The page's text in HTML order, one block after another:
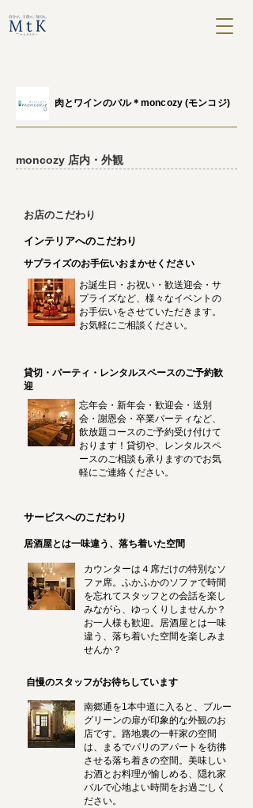
​肉とワインのバル＊moncozy (モンコジ)
moncozy 店内・外観
​お店のこだわり
インテリアへのこだわり
サプライズのお手伝いおまかせください
お誕生日・お祝い・歓送迎会・サ
プライズなど、様々なイベントの
お手伝いをさせていただきます。
お気軽にご相談ください。
貸切・パーティ・レンタルスペースのご予約歓
迎
忘年会・新年会・歓迎会・送別
会・謝恩会・卒業パーティなど、
飲放題コースのご予約受け付けて
おります！貸切や、レンタルスペ
ースのご相談も承りますのでお気
軽にご連絡ください。
サービスへのこだわり
居酒屋とは一味違う、落ち着いた空間
カウンターは４席だけの特別なソ
ファ席。ふかふかのソファで時間
を忘れてスタッフとの会話を楽し
みながら、ゆっくりしませんか？
お一人様も歓迎。居酒屋とは一味
違う、落ち着いた空間を楽しみま
せんか？
自慢のスタッフがお待ちしています
南郷通を1本中道に入ると、ブルー
グリーンの扉が印象的な外観のお
店です。路地裏の一軒家の空間
は、まるでパリのアパートを彷彿
させる落ち着きの空間。美味しい
お酒とお料理が愉しめる、隠れ家
バルで心地よい時間をお過ごしく
ださい。